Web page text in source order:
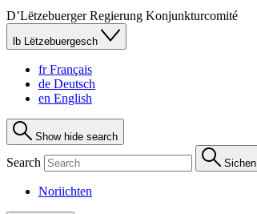
D’Lëtzebuerger Regierung Konjunkturcomité
lb Lëtzebuergesch
fr Français
de Deutsch
en English
Show hide search
Search Sichen
Noriichten